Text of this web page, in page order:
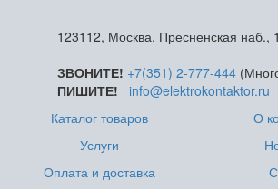
123112, Москва, Пресненская наб.,
ЗВОНИТЕ! +7(351) 2-777-444
ПИШИТЕ!
info@elektrokontaktor.ru
Каталог товаров
Услуги
Оплата и доставка
О